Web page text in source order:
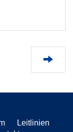
Leitlinien